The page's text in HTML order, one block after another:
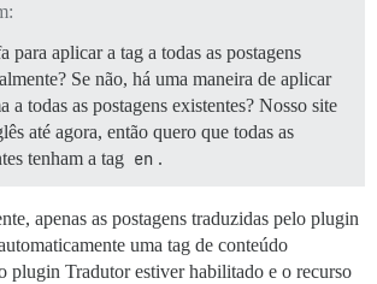
para aplicar a tag a todas as postagens
Se não, há uma maneira de aplicar
a todas as postagens existentes? Nosso site
até agora, então quero que todas as
tenham a tag en .
apenas as postagens traduzidas pelo plugin
uma tag de conteúdo
plugin Tradutor estiver habilitado e o recurso